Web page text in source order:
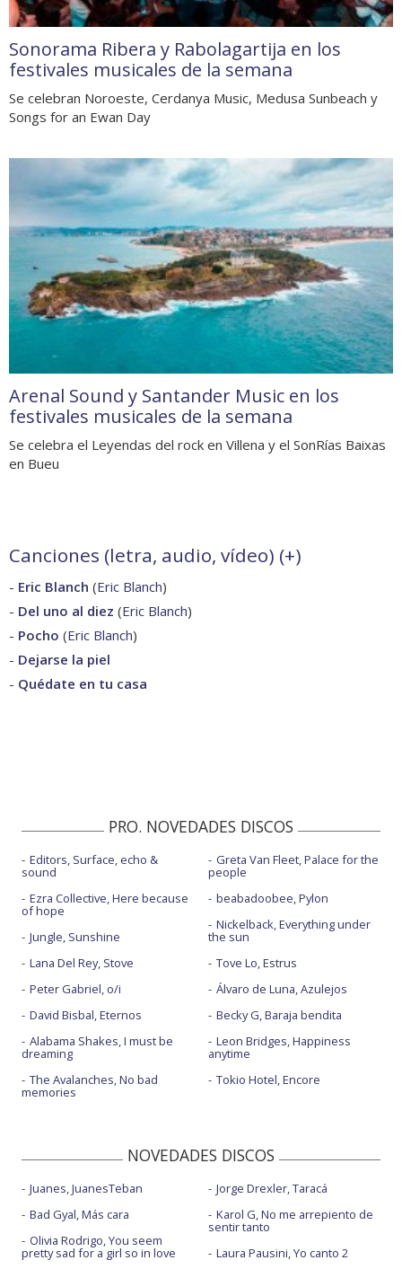
Sonorama Ribera y Rabolagartija en los
festivales musicales de la semana
Se celebran Noroeste, Cerdanya Music, Medusa Sunbeach y
Songs for an Ewan Day
Arenal Sound y Santander Music en los
festivales musicales de la semana
Se celebra el Leyendas del rock en Villena y el SonRías Baixas
en Bueu
Canciones (letra, audio, vídeo) (+)
- Eric Blanch (Eric Blanch)
- Del uno al diez (Eric Blanch)
- Pocho (Eric Blanch)
- Dejarse la piel
- Quédate en tu casa
PRO. NOVEDADES DISCOS
Editors, Surface, echo &
sound
Ezra Collective, Here because
of hope
Jungle, Sunshine
Lana Del Rey, Stove
Peter Gabriel, o/i
David Bisbal, Eternos
Alabama Shakes, I must be
dreaming
The Avalanches, No bad
memories
Greta Van Fleet, Palace for the
people
beabadoobee, Pylon
Nickelback, Everything under
the sun
Tove Lo, Estrus
Álvaro de Luna, Azulejos
Becky G, Baraja bendita
Leon Bridges, Happiness
anytime
Tokio Hotel, Encore
NOVEDADES DISCOS
Juanes, JuanesTeban
Bad Gyal, Más cara
Olivia Rodrigo, You seem
pretty sad for a girl so in love
Jorge Drexler, Taracá
Karol G, No me arrepiento de
sentir tanto
Laura Pausini, Yo canto 2